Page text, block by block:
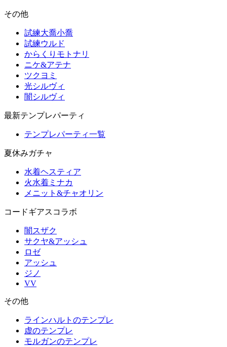
その他
試練大喬小喬
試練ウルド
からくりモトナリ
ニケ&アテナ
ツクヨミ
光シルヴィ
闇シルヴィ
最新テンプレパーティ
テンプレパーティ一覧
夏休みガチャ
水着ヘスティア
火水着ミナカ
メニット&チャオリン
コードギアスコラボ
闇スザク
サクヤ&アッシュ
ロゼ
アッシュ
ジノ
VV
その他
ラインハルトのテンプレ
虚のテンプレ
モルガンのテンプレ